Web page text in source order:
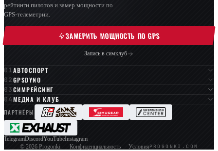
рейтинги пилотов и замер мощности по
GPS-телеметрии.
ЗАМЕРИТЬ МОЩНОСТЬ ПО GPS
Запись в симклуб
АВТОСПОРТ
GPSDYNO
СИМРЕЙСИНГ
МЕДИА И КЛУБ
ПАРТНЁРЫ
TelegramDiscordYouTubeInstagram
© 2026 Progonki Конфиденциальность УсловияPROGONKI.COM